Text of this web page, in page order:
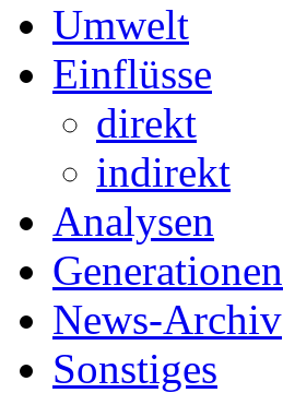
Umwelt
Einflüsse
direkt
indirekt
Analysen
Generationen
News-Archiv
Sonstiges